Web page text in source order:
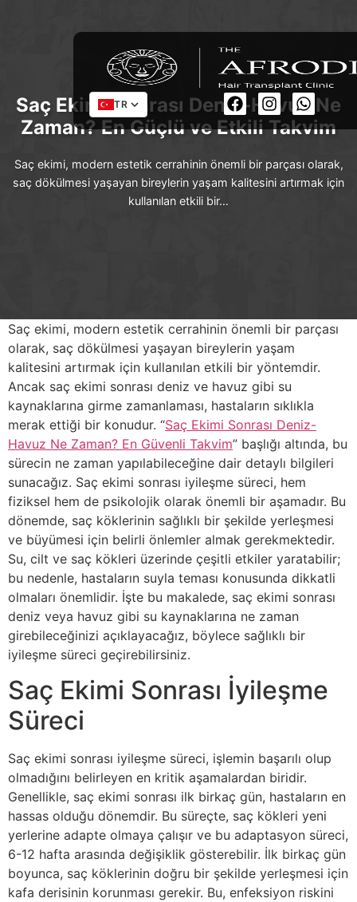
TR
Saç Ekimi Sonrası Deniz-Havuz Ne
Zaman? En Güçlü ve Etkili Takvim
Saç ekimi, modern estetik cerrahinin önemli bir parçası olarak,
saç dökülmesi yaşayan bireylerin yaşam kalitesini artırmak için
kullanılan etkili bir…
Saç ekimi, modern estetik cerrahinin önemli bir parçası
olarak, saç dökülmesi yaşayan bireylerin yaşam
kalitesini artırmak için kullanılan etkili bir yöntemdir.
Ancak saç ekimi sonrası deniz ve havuz gibi su
kaynaklarına girme zamanlaması, hastaların sıklıkla
merak ettiği bir konudur. “Saç Ekimi Sonrası Deniz-
Havuz Ne Zaman? En Güvenli Takvim” başlığı altında, bu
sürecin ne zaman yapılabileceğine dair detaylı bilgileri
sunacağız. Saç ekimi sonrası iyileşme süreci, hem
fiziksel hem de psikolojik olarak önemli bir aşamadır. Bu
dönemde, saç köklerinin sağlıklı bir şekilde yerleşmesi
ve büyümesi için belirli önlemler almak gerekmektedir.
Su, cilt ve saç kökleri üzerinde çeşitli etkiler yaratabilir;
bu nedenle, hastaların suyla teması konusunda dikkatli
olmaları önemlidir. İşte bu makalede, saç ekimi sonrası
deniz veya havuz gibi su kaynaklarına ne zaman
girebileceğinizi açıklayacağız, böylece sağlıklı bir
iyileşme süreci geçirebilirsiniz.
Saç Ekimi Sonrası İyileşme
Süreci
Saç ekimi sonrası iyileşme süreci, işlemin başarılı olup
olmadığını belirleyen en kritik aşamalardan biridir.
Genellikle, saç ekimi sonrası ilk birkaç gün, hastaların en
hassas olduğu dönemdir. Bu süreçte, saç kökleri yeni
yerlerine adapte olmaya çalışır ve bu adaptasyon süreci,
6-12 hafta arasında değişiklik gösterebilir. İlk birkaç gün
boyunca, saç köklerinin doğru bir şekilde yerleşmesi için
kafa derisinin korunması gerekir. Bu, enfeksiyon riskini